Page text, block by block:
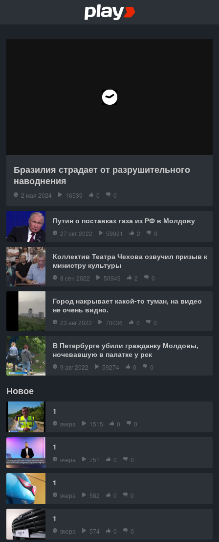
Бразилия страдает от разрушительного
наводнения
2 мая 2024 16539 0 0
Путин о поставках газа из РФ в Молдову
27 окт 2022 59921 2 0
Коллектив Театра Чехова озвучил призыв к
министру культуры
8 сен 2022 50949 2 0
Город накрывает какой-то туман, на видео
не очень видно.
23 авг 2022 70036 0 0
В Петербурге убили гражданку Молдовы,
ночевавшую в палатке у рек
9 авг 2022 59274 0 0
Новое
1
вчера 1515 0 0
1
вчера 751 0 0
1
вчера 582 0 0
1
вчера 574 0 0